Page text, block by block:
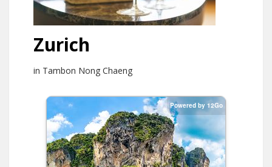
Zurich
in Tambon Nong Chaeng